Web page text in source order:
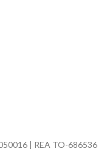
| REA TO-686536